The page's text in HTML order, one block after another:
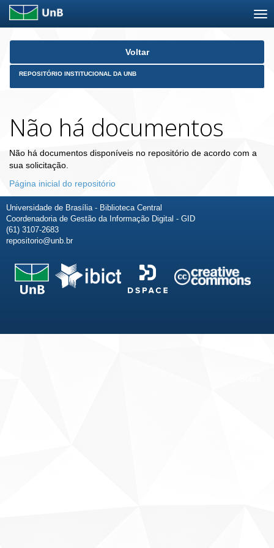
Skip
Voltar
REPOSITÓRIO INSTITUCIONAL DA UNB
Não há documentos
Não há documentos disponíveis no repositório de acordo com a
sua solicitação.
Página inicial do repositório
Universidade de Brasília - Biblioteca Central
Coordenadoria de Gestão da Informação Digital - GID
(61) 3107-2683
repositorio@unb.br